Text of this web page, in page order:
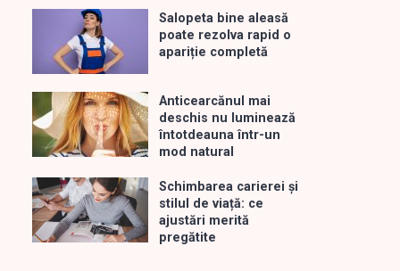
Salopeta bine aleasă
poate rezolva rapid o
apariție completă
Anticearcănul mai
deschis nu luminează
întotdeauna într-un
mod natural
Schimbarea carierei și
stilul de viață: ce
ajustări merită
pregătite